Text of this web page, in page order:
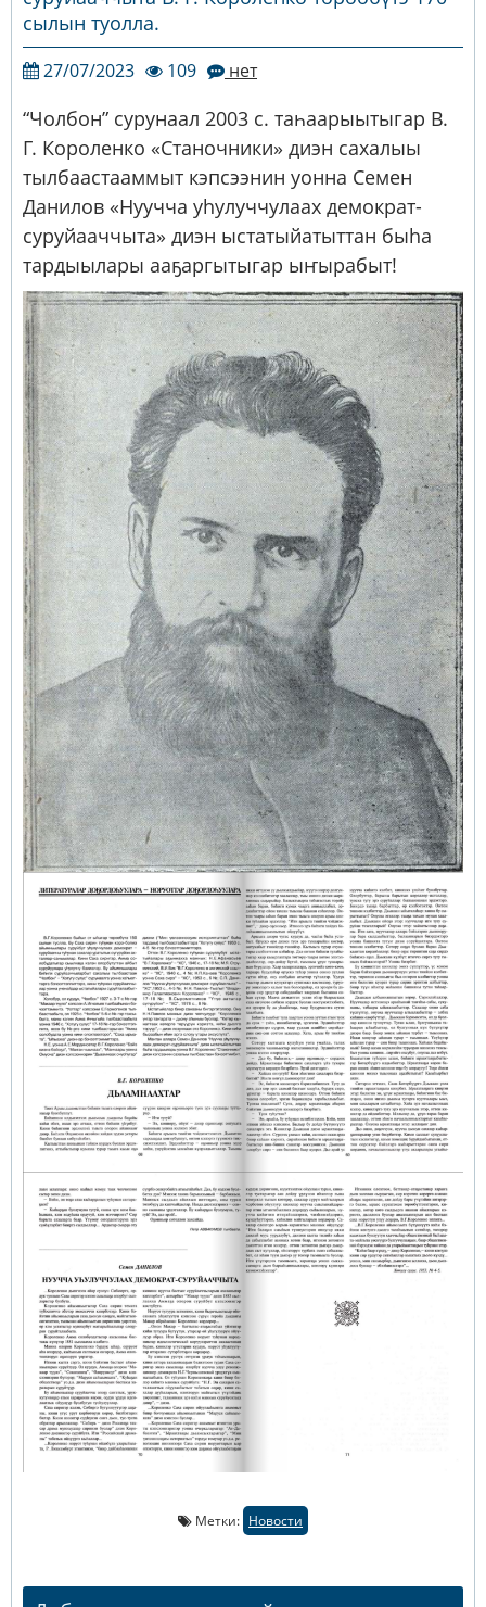
сылын туолла.
27/07/2023 109 нет
“Чолбон” сурунаал 2003 с. таһаарыытыгар В.
Г. Короленко «Станочники» диэн сахалыы
тылбаастааммыт кэпсээнин уонна Семен
Данилов «Нуучча уhулуччулаах демократ-
суруйааччыта» диэн ыстатыйатыттан быhа
тардыылары ааҕаргытыгар ыҥырабыт!
Метки: Новости